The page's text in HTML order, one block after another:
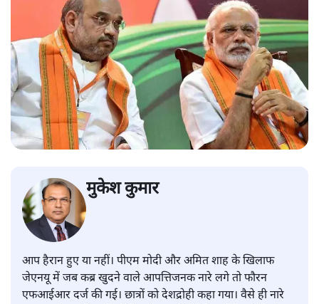
मुकेश कुमार
आप हैरान हुए या नहीं। पीएम मोदी और अमित शाह के खिलाफ
जेएनयू में जब कब्र खुदने वाले आपत्तिजनक नारे लगे तो फौरन
एफआईआर दर्ज की गई। छात्रों को देशद्रोही कहा गया। वैसे ही नारे